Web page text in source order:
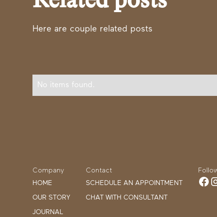
Here are couple related posts
No items found.
Company
HOME
OUR STORY
JOURNAL
Contact
SCHEDULE AN APPOINTMENT
CHAT WITH CONSULTANT